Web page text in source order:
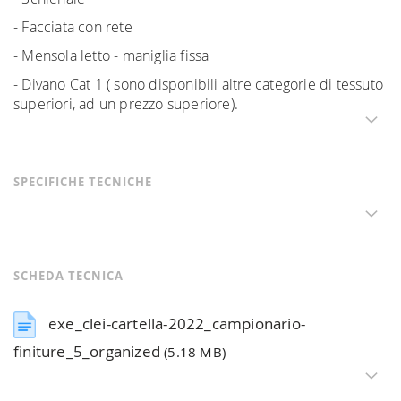
- Facciata con rete
- Mensola letto - maniglia fissa
- Divano Cat 1 ( sono disponibili altre categorie di tessuto
superiori, ad un prezzo superiore).
SPECIFICHE TECNICHE
SCHEDA TECNICA
exe_clei-cartella-2022_campionario-
finiture_5_organized(5.18 MB)